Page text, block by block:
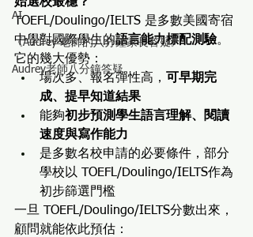
AI
《Audrey 老師的八分鐘家長答疑》
Audrey老師八分鐘答疑
TOEFL/Doulingo/IELTS 是多數美國寄宿
中學對國際學生的語言能力標配測驗。
它的幾大優勢：
場次多、報名彈性高， 可早期完
成、提早知道結果
能夠初步預測學生語言理解、閱讀
速度與寫作能力
是多數名校申請的必要條件，部分
學校以 TOEFL/Doulingo/IELTS作為
初步篩選門檻
一旦 TOEFL/Doulingo/IELTS分數出來，
顧問就能依此預估：